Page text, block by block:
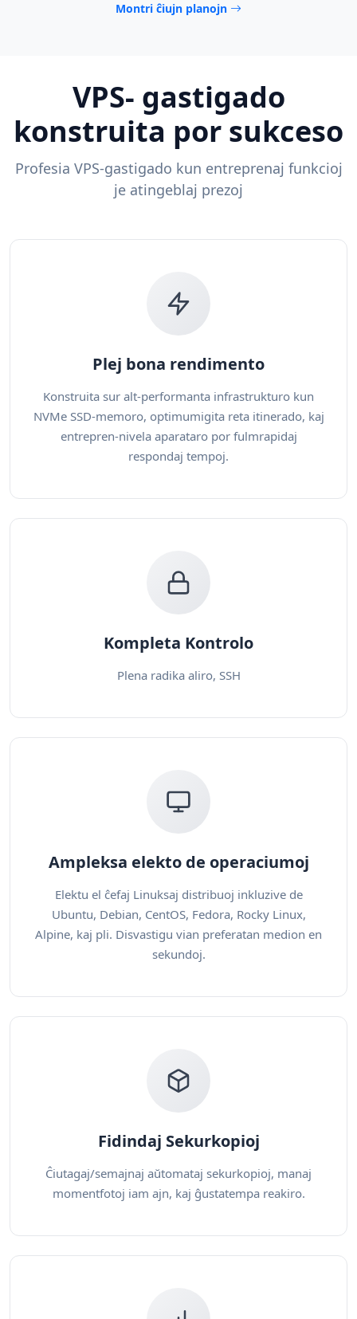
Montri ĉiujn planojn
VPS- gastigado
konstruita por sukceso
Profesia VPS-gastigado kun entreprenaj funkcioj
je atingeblaj prezoj
Plej bona rendimento
Konstruita sur alt-performanta infrastrukturo kun
NVMe SSD-memoro, optimumigita reta itinerado, kaj
entrepren-nivela aparataro por fulmrapidaj
respondaj tempoj.
Kompleta Kontrolo
Plena radika aliro, SSH
Ampleksa elekto de operaciumoj
Elektu el ĉefaj Linuksaj distribuoj inkluzive de
Ubuntu, Debian, CentOS, Fedora, Rocky Linux,
Alpine, kaj pli. Disvastigu vian preferatan medion en
sekundoj.
Fidindaj Sekurkopioj
Ĉiutagaj/semajnaj aŭtomataj sekurkopioj, manaj
momentfotoj iam ajn, kaj ĝustatempa reakiro.